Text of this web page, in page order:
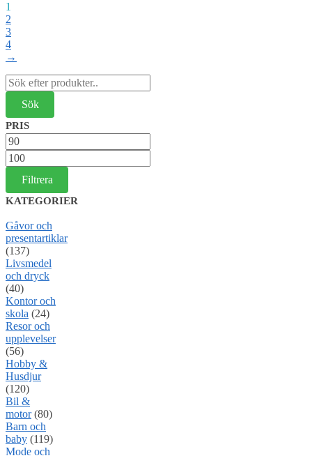
1
2
3
4
→
Sök
efter:
PRIS
Min
pris
Max
pris
Filtrera
KATEGORIER
Gåvor och
presentartiklar
(137)
Livsmedel
och dryck
(40)
Kontor och
skola (24)
Resor och
upplevelser
(56)
Hobby &
Husdjur
(120)
Bil &
motor (80)
Barn och
baby (119)
Mode och